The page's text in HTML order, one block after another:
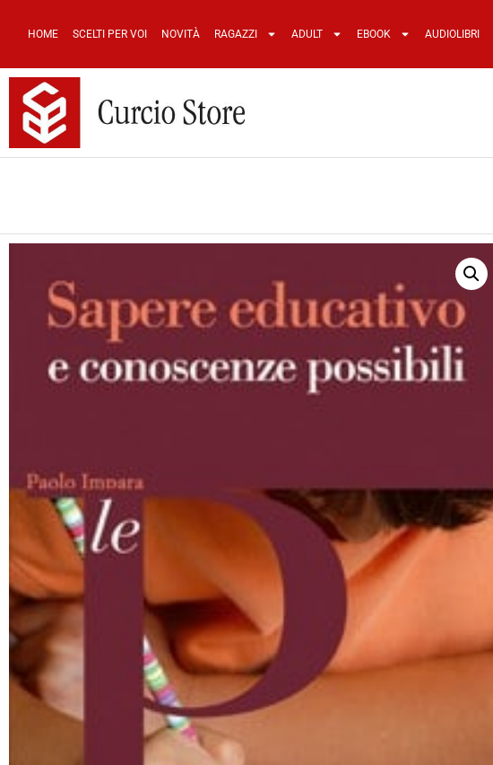
HOME SCELTI PER VOI NOVITÀ RAGAZZI ADULT EBOOK AUDIOLIBRI